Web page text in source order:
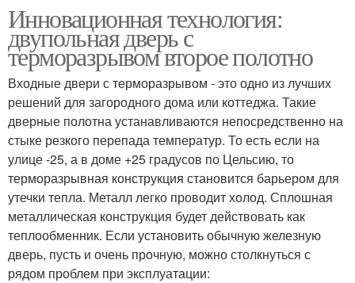
Инновационная технология:
двупольная дверь с
терморазрывом второе полотно
Входные двери с терморазрывом - это одно из лучших
решений для загородного дома или коттеджа. Такие
дверные полотна устанавливаются непосредственно на
стыке резкого перепада температур. То есть если на
улице -25, а в доме +25 градусов по Цельсию, то
терморазрывная конструкция становится барьером для
утечки тепла. Металл легко проводит холод. Сплошная
металлическая конструкция будет действовать как
теплообменник. Если установить обычную железную
дверь, пусть и очень прочную, можно столкнуться с
рядом проблем при эксплуатации: